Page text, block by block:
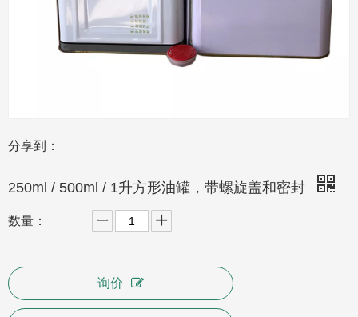
250ml / 500ml / 1升方形油罐，带螺旋盖和密封
加入询价篮